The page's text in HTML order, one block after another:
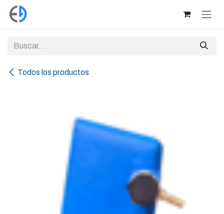
Ir al contenido
Todos los productos